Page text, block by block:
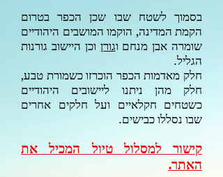
בסמוך לשטח שבו שכן הכפר בטרום
הקמת המדינה, הוקמו המושבים היהודיים
שומרה אבן מנחם וגורן וכן היישוב גורנות
הגליל.
חלק מאדמות הכפר הוכרזו כשמורת טבע,
חלק מהן ניתנו ליישובים היהודיים
כשטחים חקלאיים ועל חלקים אחרים
שבו נסללו כבישים.
קישור למסלול טיול המכיל את
האתר.